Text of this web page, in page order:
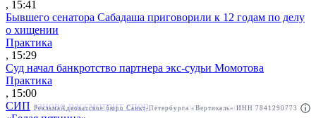
Реклама АО"Право.ру" ИНН: 7708095468
, 15:41
Бывшего сенатора Сабадаша приговорили к 12 годам по делу
о хищении
Практика
, 15:29
Суд начал банкротство партнера экс-судьи Момотова
Практика
, 15:00
СИП заново рассмотрит спор «М.Видео» о товарном знаке
РекламаАдвокатское бюро Санкт-Петербурга «Вертикаль» ИНН 7841290773